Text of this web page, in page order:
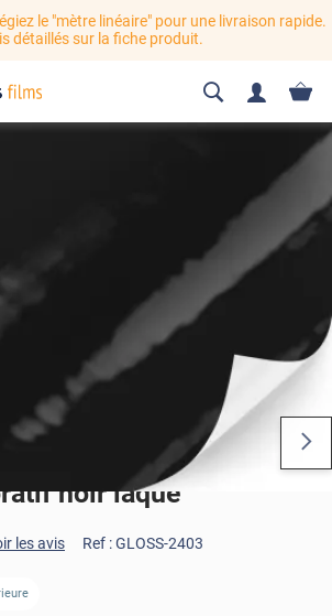
le "mètre linéaire" pour une livraison rapide.
détaillés sur la fiche produit.
noir laqué
les avis Ref :GLOSS-2403